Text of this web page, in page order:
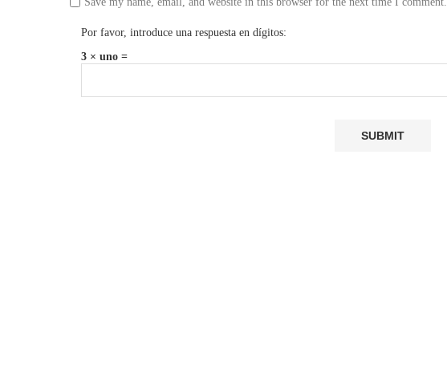
Por favor, introduce una respuesta en dígitos:
3 × uno =